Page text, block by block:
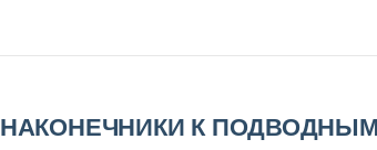
НАКОНЕЧНИКИ К